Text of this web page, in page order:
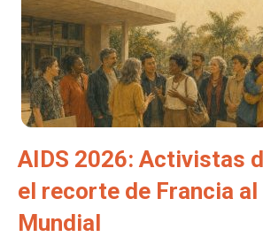
AIDS 2026: Activistas
el recorte de Francia al
Mundial